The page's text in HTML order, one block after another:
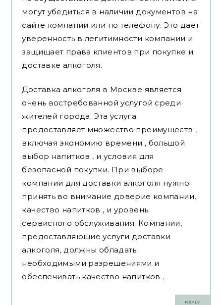
могут убедиться в наличии документов на
сайте компании или по телефону. Это дает
уверенность в легитимности компании и
защищает права клиентов при покупке и
доставке алкоголя.
Доставка алкоголя в Москве является
очень востребованной услугой среди
жителей города. Эта услуга
предоставляет множество преимуществ ,
включая экономию времени , большой
выбор напитков , и условия для
безопасной покупки. При выборе
компании для доставки алкоголя нужно
принять во внимание доверие компании,
качество напитков , и уровень
сервисного обслуживания. Компании,
предоставляющие услуги доставки
алкоголя, должны обладать
необходимыми разрешениями и
обеспечивать качество напитков .
REPLY